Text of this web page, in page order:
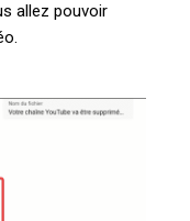
allez pouvoir